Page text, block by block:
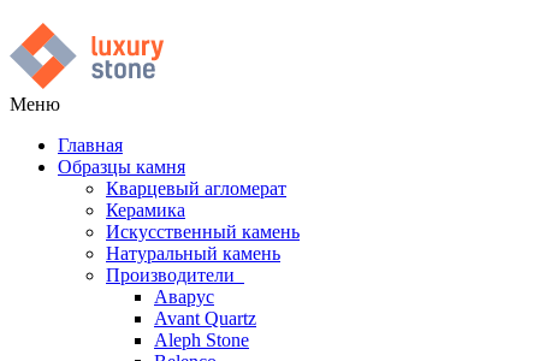
Меню
Главная
Образцы камня
Кварцевый агломерат
Керамика
Искусственный камень
Натуральный камень
Производители
Аварус
Avant Quartz
Aleph Stone